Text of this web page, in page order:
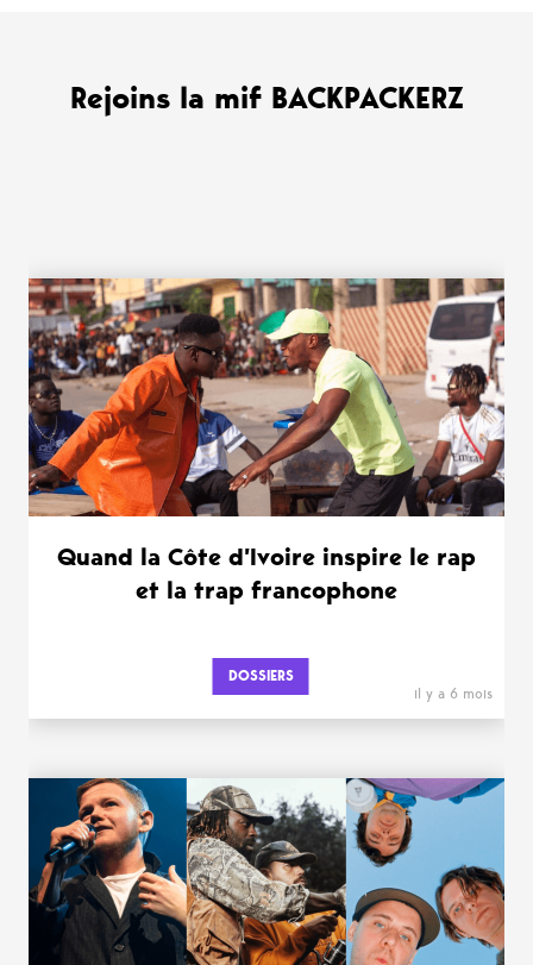
Rejoins la mif BACKPACKERZ
WANT MORE ?
Quand la Côte d’Ivoire inspire le rap
et la trap francophone
DOSSIERS
il y a 6 mois